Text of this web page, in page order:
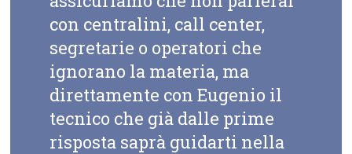
con centralini, call center,
segretarie o operatori che
ignorano la materia, ma
direttamente con Eugenio il
tecnico che già dalle prime
risposta saprà guidarti nella